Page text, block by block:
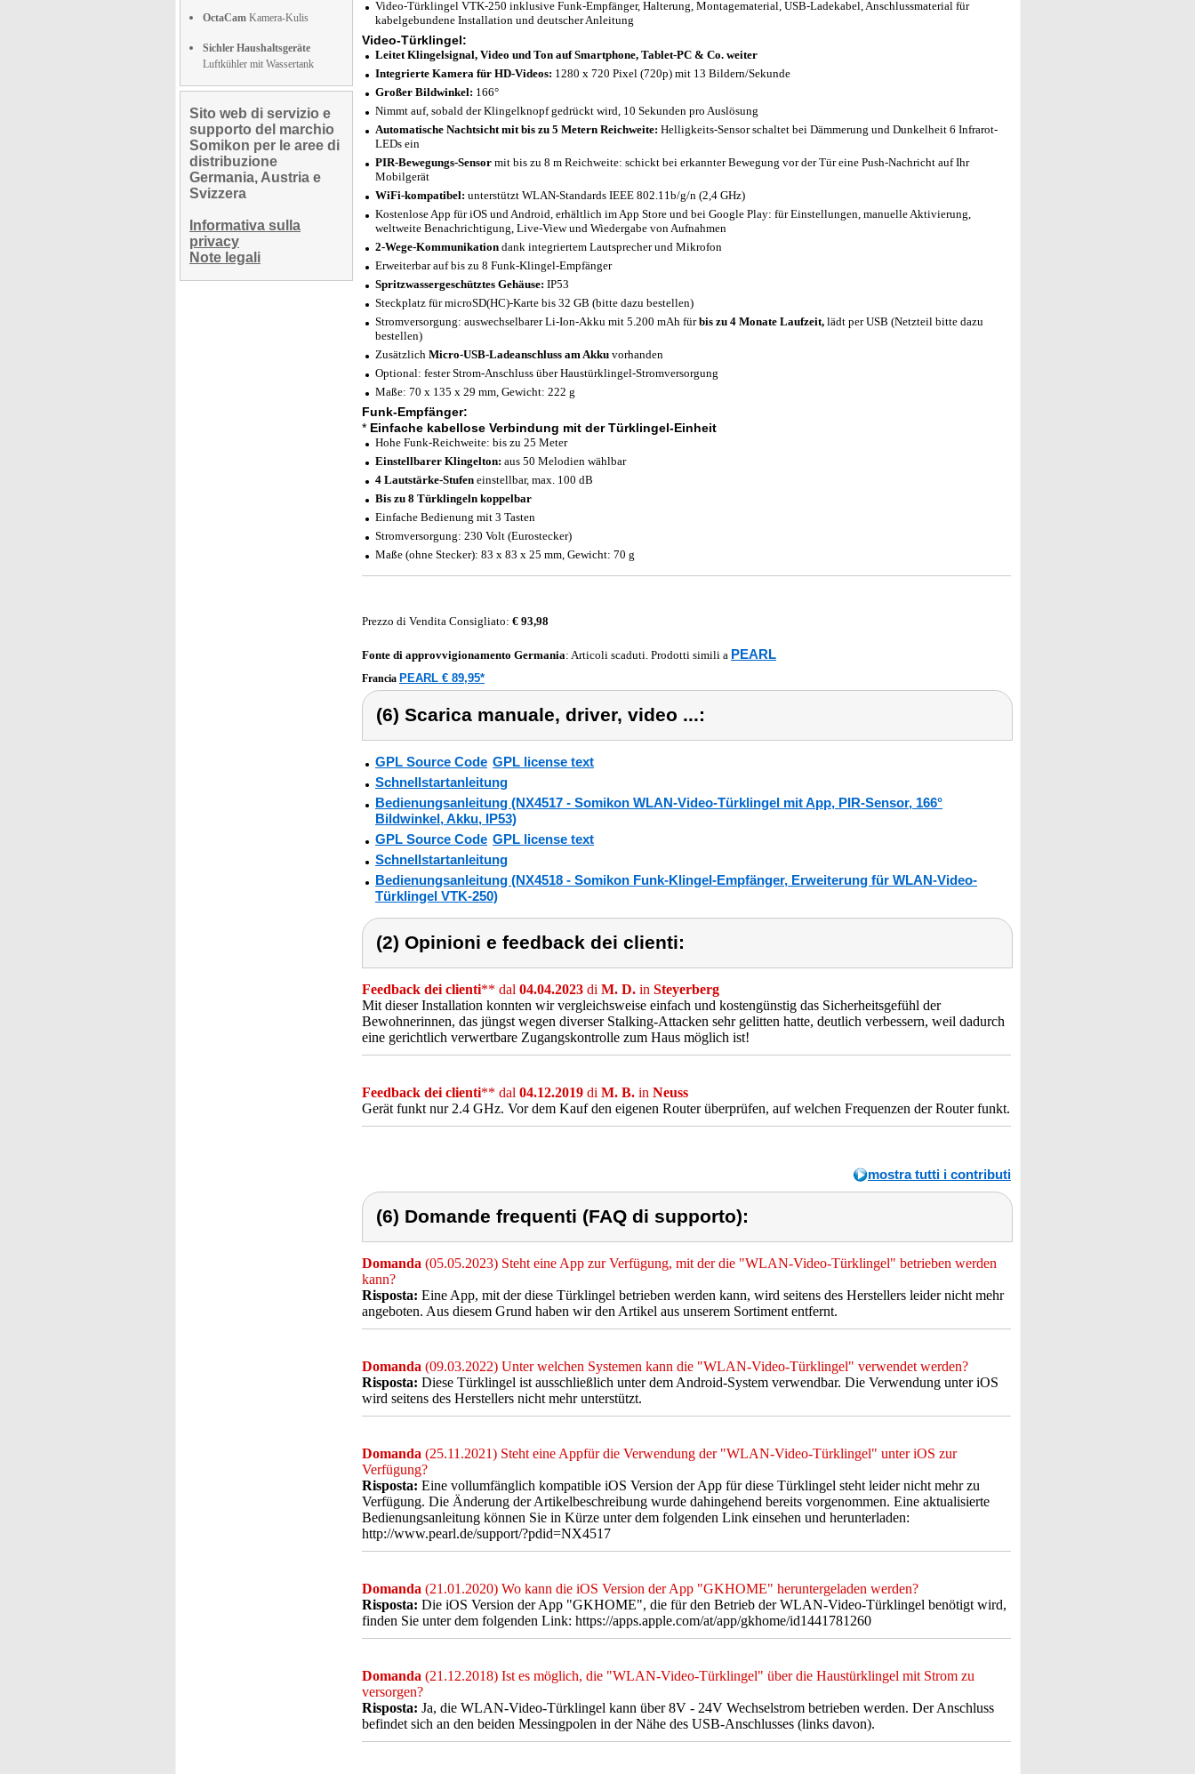
OctaCam Kamera-Kulis
Sichler Haushaltsgeräte
Luftkühler mit Wassertank
Sito web di servizio e
supporto del marchio
Somikon per le aree di
distribuzione
Germania, Austria e
Svizzera
Informativa sulla
privacy
Note legali
Video-Türklingel VTK-250 inklusive Funk-Empfänger, Halterung, Montagematerial, USB-Ladekabel, Anschlussmaterial für
kabelgebundene Installation und deutscher Anleitung
Video-Türklingel:
Leitet Klingelsignal, Video und Ton auf Smartphone, Tablet-PC & Co. weiter
Integrierte Kamera für HD-Videos: 1280 x 720 Pixel (720p) mit 13 Bildern/Sekunde
Großer Bildwinkel: 166°
Nimmt auf, sobald der Klingelknopf gedrückt wird, 10 Sekunden pro Auslösung
Automatische Nachtsicht mit bis zu 5 Metern Reichweite: Helligkeits-Sensor schaltet bei Dämmerung und Dunkelheit 6 Infrarot-
LEDs ein
PIR-Bewegungs-Sensor mit bis zu 8 m Reichweite: schickt bei erkannter Bewegung vor der Tür eine Push-Nachricht auf Ihr
Mobilgerät
WiFi-kompatibel: unterstützt WLAN-Standards IEEE 802.11b/g/n (2,4 GHz)
Kostenlose App für iOS und Android, erhältlich im App Store und bei Google Play: für Einstellungen, manuelle Aktivierung,
weltweite Benachrichtigung, Live-View und Wiedergabe von Aufnahmen
2-Wege-Kommunikation dank integriertem Lautsprecher und Mikrofon
Erweiterbar auf bis zu 8 Funk-Klingel-Empfänger
Spritzwassergeschütztes Gehäuse: IP53
Steckplatz für microSD(HC)-Karte bis 32 GB (bitte dazu bestellen)
Stromversorgung: auswechselbarer Li-Ion-Akku mit 5.200 mAh fürbis zu 4 Monate Laufzeit, lädt per USB (Netzteil bitte dazu
bestellen)
Zusätzlich Micro-USB-Ladeanschluss am Akku vorhanden
Optional: fester Strom-Anschluss über Haustürklingel-Stromversorgung
Maße: 70 x 135 x 29 mm, Gewicht: 222 g
Funk-Empfänger:
* Einfache kabellose Verbindung mit der Türklingel-Einheit
Hohe Funk-Reichweite: bis zu 25 Meter
Einstellbarer Klingelton: aus 50 Melodien wählbar
4 Lautstärke-Stufen einstellbar, max. 100 dB
Bis zu 8 Türklingeln koppelbar
Einfache Bedienung mit 3 Tasten
Stromversorgung: 230 Volt (Eurostecker)
Maße (ohne Stecker): 83 x 83 x 25 mm, Gewicht: 70 g
Prezzo di Vendita Consigliato: € 93,98
Fonte di approvvigionamento Germania: Articoli scaduti. Prodotti simili a PEARL
Francia PEARL € 89,95*
(6) Scarica manuale, driver, video ...:
GPL Source Code GPL license text
Schnellstartanleitung
Bedienungsanleitung (NX4517 - Somikon WLAN-Video-Türklingel mit App, PIR-Sensor, 166°
Bildwinkel, Akku, IP53)
GPL Source Code GPL license text
Schnellstartanleitung
Bedienungsanleitung (NX4518 - Somikon Funk-Klingel-Empfänger, Erweiterung für WLAN-Video-
Türklingel VTK-250)
(2) Opinioni e feedback dei clienti:
Feedback dei clienti** dal 04.04.2023 di M. D. in Steyerberg
Mit dieser Installation konnten wir vergleichsweise einfach und kostengünstig das Sicherheitsgefühl der
Bewohnerinnen, das jüngst wegen diverser Stalking-Attacken sehr gelitten hatte, deutlich verbessern, weil dadurch
eine gerichtlich verwertbare Zugangskontrolle zum Haus möglich ist!
Feedback dei clienti** dal 04.12.2019 di M. B. in Neuss
Gerät funkt nur 2.4 GHz. Vor dem Kauf den eigenen Router überprüfen, auf welchen Frequenzen der Router funkt.
mostra tutti i contributi
(6) Domande frequenti (FAQ di supporto):
Domanda (05.05.2023) Steht eine App zur Verfügung, mit der die "WLAN-Video-Türklingel" betrieben werden
kann?
Risposta: Eine App, mit der diese Türklingel betrieben werden kann, wird seitens des Herstellers leider nicht mehr
angeboten. Aus diesem Grund haben wir den Artikel aus unserem Sortiment entfernt.
Domanda (09.03.2022) Unter welchen Systemen kann die "WLAN-Video-Türklingel" verwendet werden?
Risposta: Diese Türklingel ist ausschließlich unter dem Android-System verwendbar. Die Verwendung unter iOS
wird seitens des Herstellers nicht mehr unterstützt.
Domanda (25.11.2021) Steht eine Appfür die Verwendung der "WLAN-Video-Türklingel" unter iOS zur
Verfügung?
Risposta: Eine vollumfänglich kompatible iOS Version der App für diese Türklingel steht leider nicht mehr zu
Verfügung. Die Änderung der Artikelbeschreibung wurde dahingehend bereits vorgenommen. Eine aktualisierte
Bedienungsanleitung können Sie in Kürze unter dem folgenden Link einsehen und herunterladen:
http://www.pearl.de/support/?pdid=NX4517
Domanda (21.01.2020) Wo kann die iOS Version der App "GKHOME" heruntergeladen werden?
Risposta: Die iOS Version der App "GKHOME", die für den Betrieb der WLAN-Video-Türklingel benötigt wird,
finden Sie unter dem folgenden Link: https://apps.apple.com/at/app/gkhome/id1441781260
Domanda (21.12.2018) Ist es möglich, die "WLAN-Video-Türklingel" über die Haustürklingel mit Strom zu
versorgen?
Risposta: Ja, die WLAN-Video-Türklingel kann über 8V - 24V Wechselstrom betrieben werden. Der Anschluss
befindet sich an den beiden Messingpolen in der Nähe des USB-Anschlusses (links davon).